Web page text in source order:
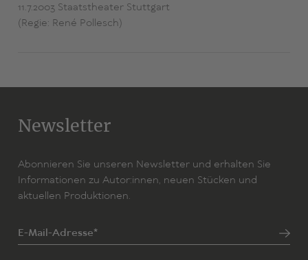
11.7.2003 Staatstheater Stuttgart
(Regie: René Pollesch)
Newsletter
Abonnieren Sie unseren Newsletter und erhalten Sie
Informationen zu Autor:innen, neuen Stücken und
aktuellen Produktionen.
E-Mail-Adresse*